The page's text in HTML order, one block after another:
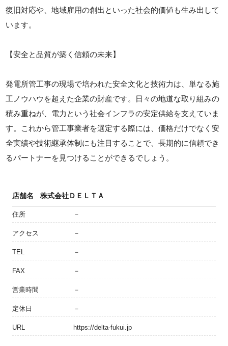
復旧対応や、地域雇用の創出といった社会的価値も生み出して
います。
【安全と品質が築く信頼の未来】
発電所管工事の現場で培われた安全文化と技術力は、単なる施
工ノウハウを超えた企業の財産です。日々の地道な取り組みの
積み重ねが、電力という社会インフラの安定供給を支えていま
す。これから管工事業者を選定する際には、価格だけでなく安
全実績や技術継承体制にも注目することで、長期的に信頼でき
るパートナーを見つけることができるでしょう。
店舗名 株式会社ＤＥＬＴＡ
住所 －
アクセス －
TEL －
FAX －
営業時間 －
定休日 －
URL https://delta-fukui.jp